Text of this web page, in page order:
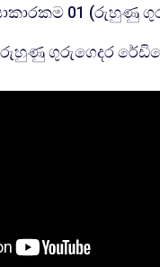
01 (රුහුණු
ගුරුගෙදර